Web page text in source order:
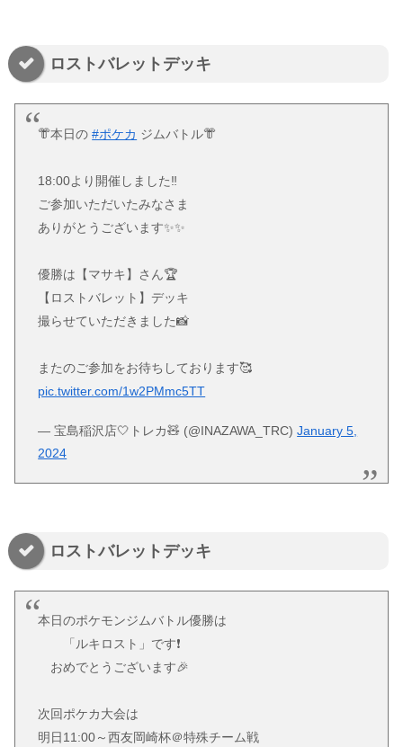
ロストバレットデッキ
👘本日の#ポケカ ジムバトル👘
18:00より開催しました‼️
ご参加いただいたみなさま
ありがとうございます✨✨
優勝は【マサキ】さん🏆
【ロストバレット】デッキ
撮らせていただきました📸
またのご参加をお待ちしております🥰
pic.twitter.com/1w2PMmc5TT
— 宝島稲沢店🤍トレカ🧸 (@INAZAWA_TRC)January 5,
2024
ロストバレットデッキ
本日のポケモンジムバトル優勝は
「ルキロスト」です❗
おめでとうございます🎉
次回ポケカ大会は
明日11:00～西友岡崎杯＠特殊チーム戦